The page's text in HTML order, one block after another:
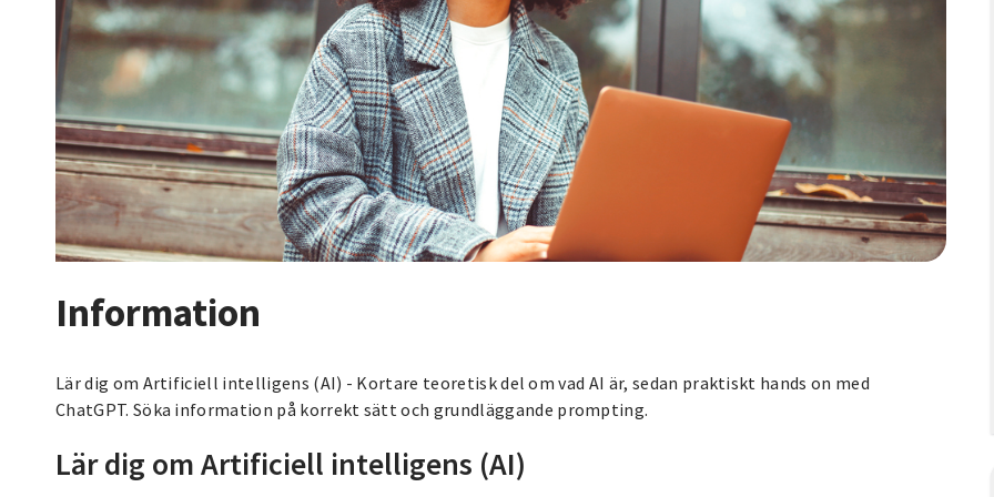
Information
Lär dig om Artificiell intelligens (AI) - Kortare teoretisk del om vad AI är, sedan praktiskt hands on med
ChatGPT. Söka information på korrekt sätt och grundläggande prompting.
Lär dig om Artificiell intelligens (AI)